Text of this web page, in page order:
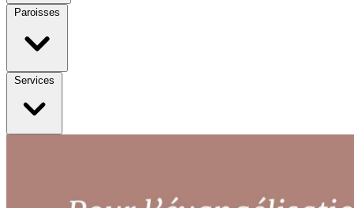
Paroisses
Services